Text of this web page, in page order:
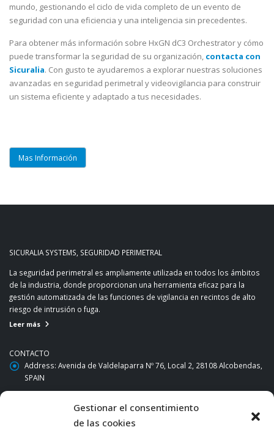
Gestionar el consentimiento
de las cookies
mundo, gestionando el ciclo de vida completo de un evento de
seguridad con una eficiencia y una inteligencia sin precedentes.
Para obtener más información sobre HxGN dC3 Orchestrator y cómo
puede transformar la seguridad de su organización, contacta con
Sicuralia. Con gusto te ayudaremos a explorar nuestras soluciones
avanzadas en seguridad perimetral y videovigilancia para construir
un sistema eficiente y adaptado a tus necesidades.
Mas Información
SICURALIA SYSTEMS, SEGURIDAD PERIMETRAL
La seguridad perimetral es ampliamente utilizada en todos los ámbitos
de la industria, donde proporcionan una herramienta eficaz para la
gestión automatizada de las funciones de vigilancia en recintos de alto
riesgo de intrusión o fuga.
Leer más
CONTACTO
Address: Avenida de Valdelaparra Nº 76, Local 2, 28108 Alcobendas,
SPAIN
comercial@sicuralia.com